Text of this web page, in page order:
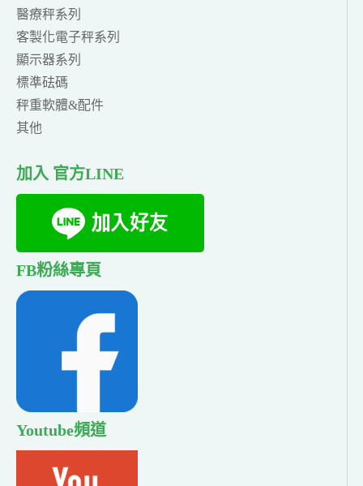
醫療秤系列
客製化電子秤系列
顯示器系列
標準砝碼
秤重軟體&配件
其他
加入 官方LINE
FB粉絲專頁
Youtube頻道